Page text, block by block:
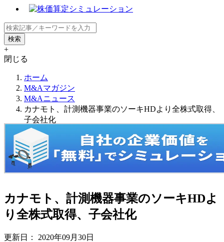
+
閉じる
ホーム
M&Aマガジン
M&Aニュース
カナモト、計測機器事業のソーキHDより全株式取得、
子会社化
カナモト、計測機器事業のソーキHDよ
り全株式取得、子会社化
更新日： 2020年09月30日